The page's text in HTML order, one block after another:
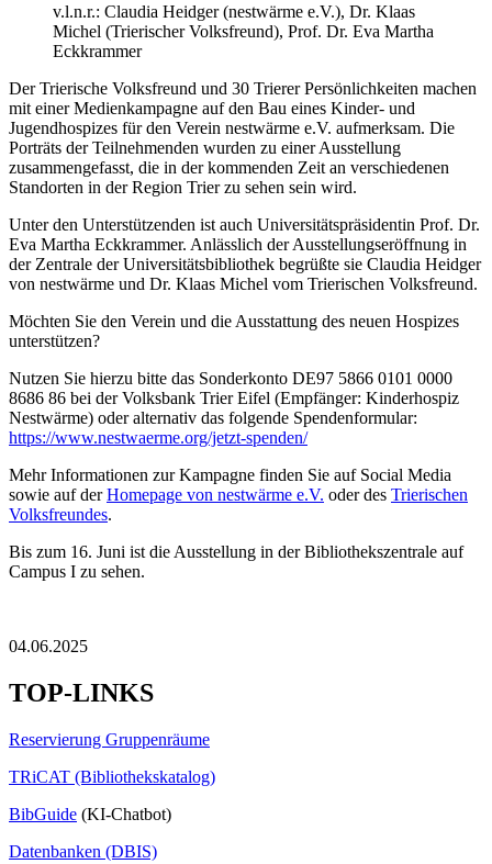
v.l.n.r.: Claudia Heidger (nestwärme e.V.), Dr. Klaas
Michel (Trierischer Volksfreund), Prof. Dr. Eva Martha
Eckkrammer
Der Trierische Volksfreund und 30 Trierer Persönlichkeiten machen
mit einer Medienkampagne auf den Bau eines Kinder- und
Jugendhospizes für den Verein nestwärme e.V. aufmerksam. Die
Porträts der Teilnehmenden wurden zu einer Ausstellung
zusammengefasst, die in der kommenden Zeit an verschiedenen
Standorten in der Region Trier zu sehen sein wird.
Unter den Unterstützenden ist auch Universitätspräsidentin Prof. Dr.
Eva Martha Eckkrammer. Anlässlich der Ausstellungseröffnung in
der Zentrale der Universitätsbibliothek begrüßte sie Claudia Heidger
von nestwärme und Dr. Klaas Michel vom Trierischen Volksfreund.
Möchten Sie den Verein und die Ausstattung des neuen Hospizes
unterstützen?
Nutzen Sie hierzu bitte das Sonderkonto DE97 5866 0101 0000
8686 86 bei der Volksbank Trier Eifel (Empfänger: Kinderhospiz
Nestwärme) oder alternativ das folgende Spendenformular:
https://www.nestwaerme.org/jetzt-spenden/
Mehr Informationen zur Kampagne finden Sie auf Social Media
sowie auf derHomepage von nestwärme e.V. oder des Trierischen
Volksfreundes.
Bis zum 16. Juni ist die Ausstellung in der Bibliothekszentrale auf
Campus I zu sehen.
04.06.2025
TOP-LINKS
Reservierung Gruppenräume
TRiCAT (Bibliothekskatalog)
BibGuide (KI-Chatbot)
Datenbanken (DBIS)